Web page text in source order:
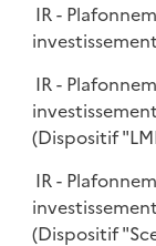
IR -
IR -
(Dispositif
IR -
(Dispositif